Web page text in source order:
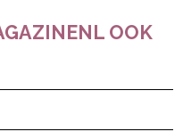
OOK